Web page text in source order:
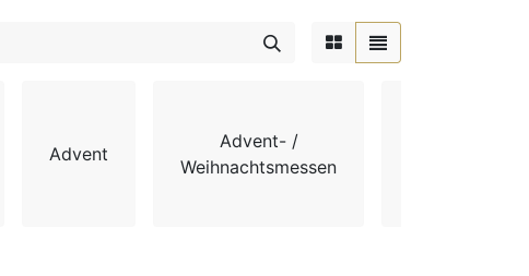
Advent
Advent- /
Weihnachtsmessen